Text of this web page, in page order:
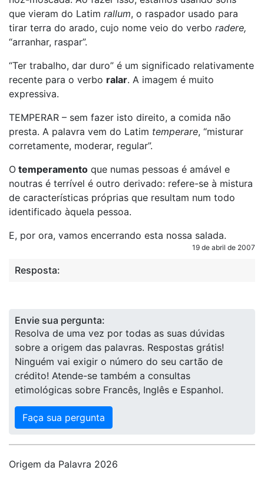
que vieram do Latim rallum, o raspador usado para
tirar terra do arado, cujo nome veio do verbo radere,
“arranhar, raspar”.
“Ter trabalho, dar duro” é um significado relativamente
recente para o verbo ralar. A imagem é muito
expressiva.
TEMPERAR – sem fazer isto direito, a comida não
presta. A palavra vem do Latim temperare, “misturar
corretamente, moderar, regular”.
O temperamento que numas pessoas é amável e
noutras é terrível é outro derivado: refere-se à mistura
de características próprias que resultam num todo
identificado àquela pessoa.
E, por ora, vamos encerrando esta nossa salada.
19 de abril de 2007
Resposta:
Envie sua pergunta:
Resolva de uma vez por todas as suas dúvidas
sobre a origem das palavras. Respostas grátis!
Ninguém vai exigir o número do seu cartão de
crédito! Atende-se também a consultas
etimológicas sobre Francês, Inglês e Espanhol.
Faça sua pergunta
Origem da Palavra 2026